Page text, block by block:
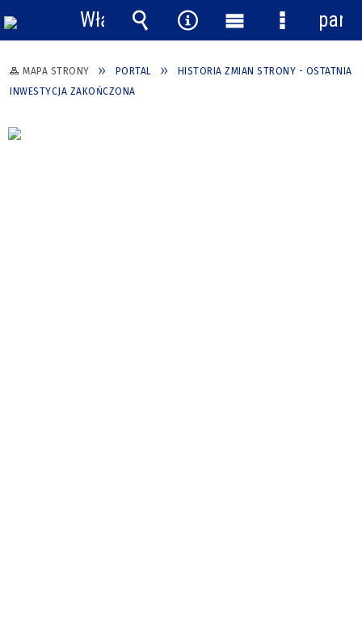
MAPA STRONY PORTAL
HISTORIA ZMIAN STRONY - OSTATNIA
INWESTYCJA ZAKOŃCZONA
Włącz
powiadomienia
Wyszukiwarka
Narzędzia
Menu
główne
Menu
panel